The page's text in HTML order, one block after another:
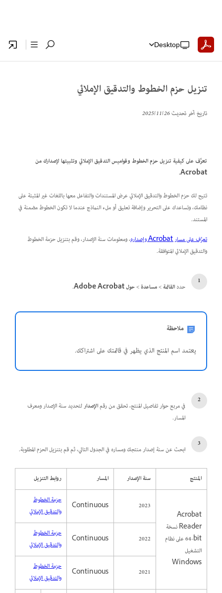
Desktop
تنزيل حزم الخطوط والتدقيق الإملائي
تاريخ آخر تحديث26‏/11‏/2025
تعرَّف على كيفية تنزيل حزم الخطوط وقواميس التدقيق الإملائي وتثبيتها لإصدارك من
Acrobat.
تتيح لك حزم الخطوط والتدقيق الإملائي عرض المستندات والتفاعل معها باللغات غير المثبتة على
نظامك، وتساعدك على التحرير وإضافة تعليق أو ملء النماذج عندما لا تكون الخطوط مضمنة في
المستند.
تعرَّف على مسار Acrobat وإصداره
، ومعلومات سنة الإصدار، وقم بتنزيل حزمة الخطوط
والتدقيق الإملائي المتوافقة.
حددالقائمة>مساعدة>حول Adobe Acrobat .
ملاحظة
يعتمد اسم المنتج الذي يظهر في قائمتك على اشتراكك.
في مربع حوار تفاصيل المنتج، تحقق من رقمالإصدارلتحديد سنة الإصدار ومعرف
المسار.
ابحث عن سنة إصدار منتجك ومساره في الجدول التالي، ثم قم بتنزيل الحزم المطلوبة.
المنتج سنة الإصدار المسار روابط التنزيل
Acrobat
Reader نسخة
64‎-bit على نظام
التشغيل
Windows
2023
Continuous
حزمة الخطوط
والتدقيق الإملائي
2022
Continuous
حزمة الخطوط
والتدقيق الإملائي
2021
Continuous
حزمة الخطوط
والتدقيق الإملائي